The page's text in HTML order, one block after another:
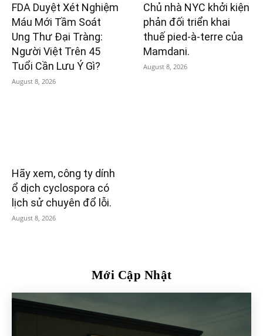
FDA Duyệt Xét Nghiệm
Máu Mới Tầm Soát
Ung Thư Đại Tràng:
Người Việt Trên 45
Tuổi Cần Lưu Ý Gì?
August 8, 2026
Chủ nhà NYC khởi kiện
phản đối triển khai
thuế pied-à-terre của
Mamdani.
August 8, 2026
Hãy xem, công ty dính
ổ dịch cyclospora có
lịch sử chuyên đổ lỗi.
August 8, 2026
Mới Cập Nhật